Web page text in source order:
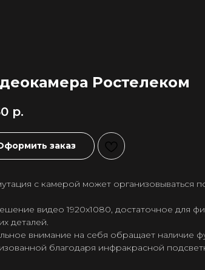
Ростелеком
р.
заказ
с камерой может организовываться
видео 1920x1080, достаточное для
деталей.
внимание на себя обращает наличие
благодаря инфракрасной